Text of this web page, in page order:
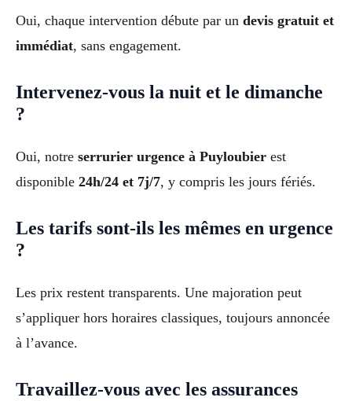
Oui, chaque intervention débute par un devis gratuit et
immédiat, sans engagement.
Intervenez-vous la nuit et le dimanche
?
Oui, notre serrurier urgence à Puyloubier est
disponible 24h/24 et 7j/7, y compris les jours fériés.
Les tarifs sont-ils les mêmes en urgence
?
Les prix restent transparents. Une majoration peut
s’appliquer hors horaires classiques, toujours annoncée
à l’avance.
Travaillez-vous avec les assurances